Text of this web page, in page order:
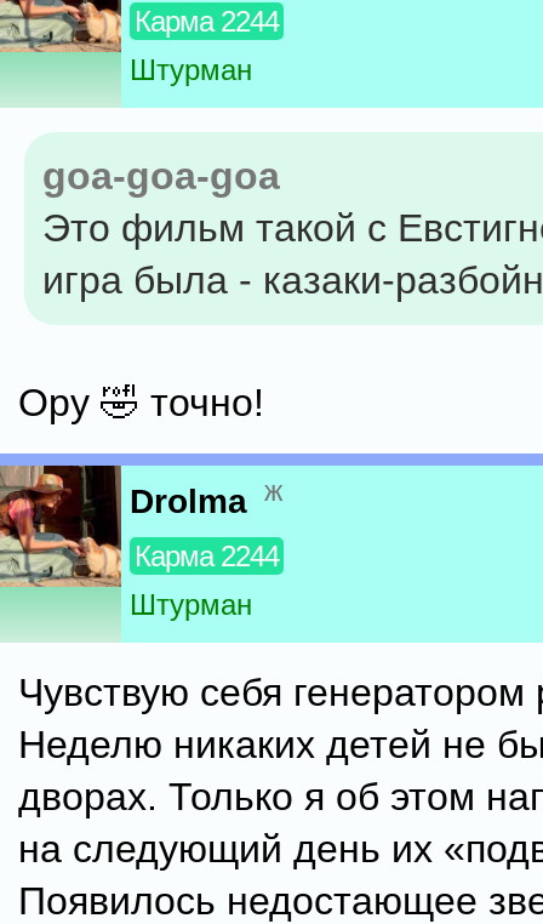
Карма 2244
Штурман
goa-goa-goa
Это фильм такой с
игра была - казаки-
Ору 🤣 точно!
Drolma ж
Карма 2244
Штурман
Чувствую себя генератором
Неделю никаких детей не
дворах. Только я об этом
на следующий день их
Появилось недостающее